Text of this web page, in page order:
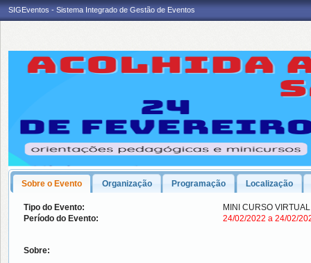
SIGEventos - Sistema Integrado de Gestão de Eventos
Sobre o Evento Organização Programação Localização
Tipo do Evento:
MINI CURSO VIRTUAL
Período do Evento:
24/02/2022 a 24/02/
Sobre: